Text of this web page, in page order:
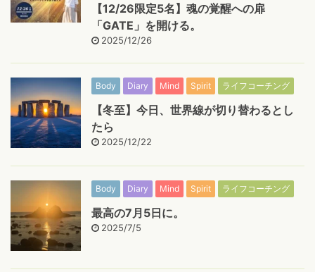
【12/26限定5名】魂の覚醒への扉
「GATE」を開ける。
2025/12/26
Body Diary Mind Spirit ライフコーチング
【冬至】今日、世界線が切り替わるとし
たら
2025/12/22
Body Diary Mind Spirit ライフコーチング
最高の7月5日に。
2025/7/5